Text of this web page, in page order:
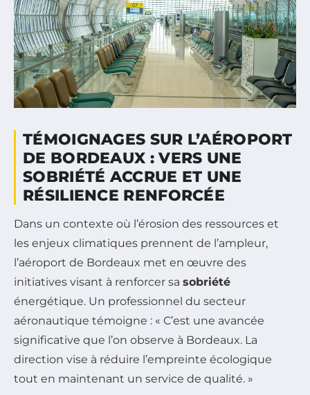
TÉMOIGNAGES SUR L’AÉROPORT
DE BORDEAUX : VERS UNE
SOBRIÉTÉ ACCRUE ET UNE
RÉSILIENCE RENFORCÉE
Dans un contexte où l’érosion des ressources et
les enjeux climatiques prennent de l’ampleur,
l’aéroport de Bordeaux met en œuvre des
initiatives visant à renforcer sa sobriété
énergétique. Un professionnel du secteur
aéronautique témoigne : « C’est une avancée
significative que l’on observe à Bordeaux. La
direction vise à réduire l’empreinte écologique
tout en maintenant un service de qualité. »